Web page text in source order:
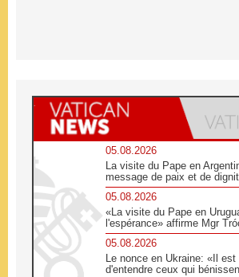
05.08.2026
La visite du Pape en
message de paix et de
05.08.2026
«La visite du Pape en
l'espérance» affirme Mgr
05.08.2026
Le nonce en Ukraine: «Il est
d'entendre ceux qui